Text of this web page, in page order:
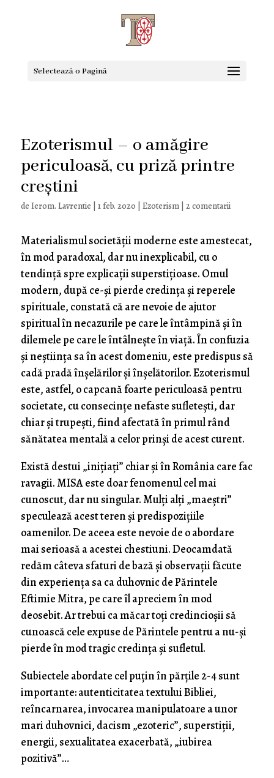
Selectează o Pagină
Ezoterismul – o amăgire
periculoasă, cu priză printre
creștini
de Ierom. Lavrentie 1 feb. 2020 Ezoterism| 2 comentarii
Materialismul societății moderne este amestecat,
în mod paradoxal, dar nu inexplicabil, cu o
tendință spre explicații superstițioase. Omul
modern, după ce-și pierde credința și reperele
spirituale, constată că are nevoie de ajutor
spiritual în necazurile pe care le întâmpină și în
dilemele pe care le întâlnește în viață. În confuzia
și neștiința sa în acest domeniu, este predispus să
cadă pradă înșelărilor și înșelătorilor. Ezoterismul
este, astfel, o capcană foarte periculoasă pentru
societate, cu consecințe nefaste sufletești, dar
chiar și trupești, fiind afectată în primul rând
sănătatea mentală a celor prinși de acest curent.
Există destui „inițiați” chiar și în România care fac
ravagii. MISA este doar fenomenul cel mai
cunoscut, dar nu singular. Mulți alți „maeștri”
speculează acest teren și predispozițiile
oamenilor. De aceea este nevoie de o abordare
mai serioasă a acestei chestiuni. Deocamdată
redăm câteva sfaturi de bază și observații făcute
din experiența sa ca duhovnic de Părintele
Eftimie Mitra, pe care îl apreciem în mod
deosebit. Ar trebui ca măcar toți credincioșii să
cunoască cele expuse de Părintele pentru a nu-și
pierde în mod tragic credința și sufletul.
Subiectele abordate cel puțin în părțile 2-4 sunt
importante: autenticitatea textului Bibliei,
reîncarnarea, invocarea manipulatoare a unor
mari duhovnici, dacism „ezoteric”, superstiții,
energii, sexualitatea exacerbată, „iubirea
pozitivă”…